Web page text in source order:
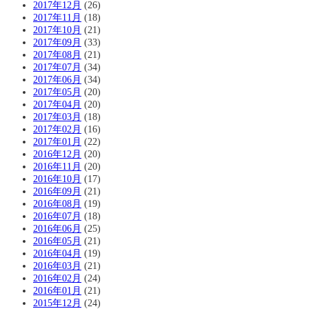
2017年12月 (26)
2017年11月 (18)
2017年10月 (21)
2017年09月 (33)
2017年08月 (21)
2017年07月 (34)
2017年06月 (34)
2017年05月 (20)
2017年04月 (20)
2017年03月 (18)
2017年02月 (16)
2017年01月 (22)
2016年12月 (20)
2016年11月 (20)
2016年10月 (17)
2016年09月 (21)
2016年08月 (19)
2016年07月 (18)
2016年06月 (25)
2016年05月 (21)
2016年04月 (19)
2016年03月 (21)
2016年02月 (24)
2016年01月 (21)
2015年12月 (24)